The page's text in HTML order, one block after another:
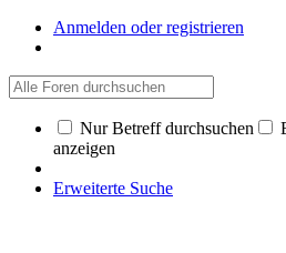
Anmelden oder registrieren
Nur Betreff durchsuchen
anzeigen
Erweiterte Suche